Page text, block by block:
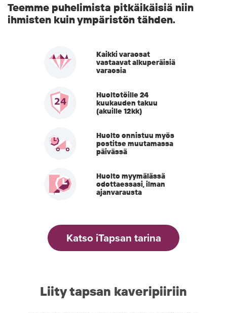
Teemme puhelimista pitkäikäisiä niin
ihmisten kuin ympäristön tähden.
Kaikki varaosat
vastaavat alkuperäisiä
varaosia
Huoltotöille 24
kuukauden takuu
(akuille 12kk)
Huolto onnistuu myös
postitse muutamassa
päivässä
Huolto myymälässä
odottaessasi, ilman
ajanvarausta
Katso iTapsan tarina
Liity tapsan kaveripiiriin